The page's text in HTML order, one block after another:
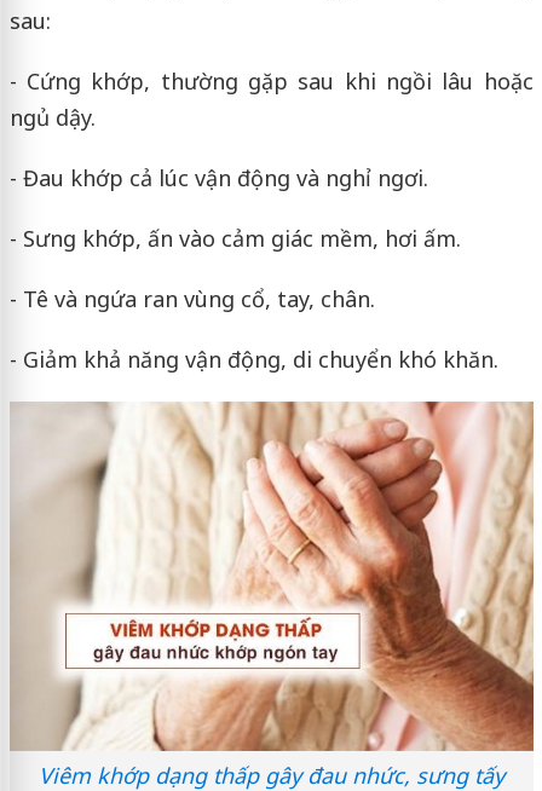
sau:
- Cứng khớp, thường gặp sau khi ngồi lâu hoặc
ngủ dậy.
- Đau khớp cả lúc vận động và nghỉ ngơi.
- Sưng khớp, ấn vào cảm giác mềm, hơi ấm.
- Tê và ngứa ran vùng cổ, tay, chân.
- Giảm khả năng vận động, di chuyển khó khăn.
Viêm khớp dạng thấp gây đau nhức, sưng tấy